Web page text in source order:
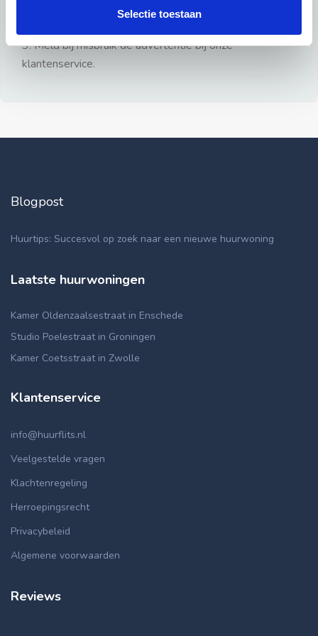
Selectie toestaan
3: Meld bij misbruik de advertentie bij onze
klantenservice.
Blogpost
Huurtips: Succesvol op zoek naar een nieuwe huurwoning
Laatste huurwoningen
Kamer Oldenzaalsestraat in Enschede
Studio Poelestraat in Groningen
Kamer Coetsstraat in Zwolle
Klantenservice
info@huurflits.nl
Veelgestelde vragen
Klachtenregeling
Herroepingsrecht
Privacybeleid
Algemene voorwaarden
Reviews